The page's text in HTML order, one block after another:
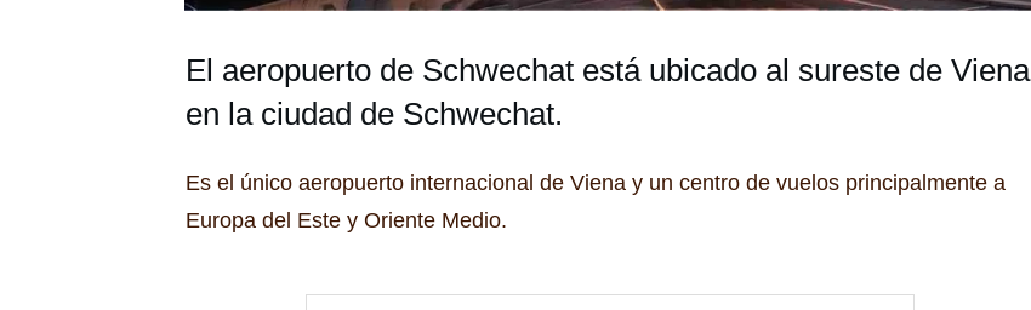
El aeropuerto de Schwechat está ubicado al sureste de Viena
en la ciudad de Schwechat.
Es el único aeropuerto internacional de Viena y un centro de vuelos principalmente a
Europa del Este y Oriente Medio.